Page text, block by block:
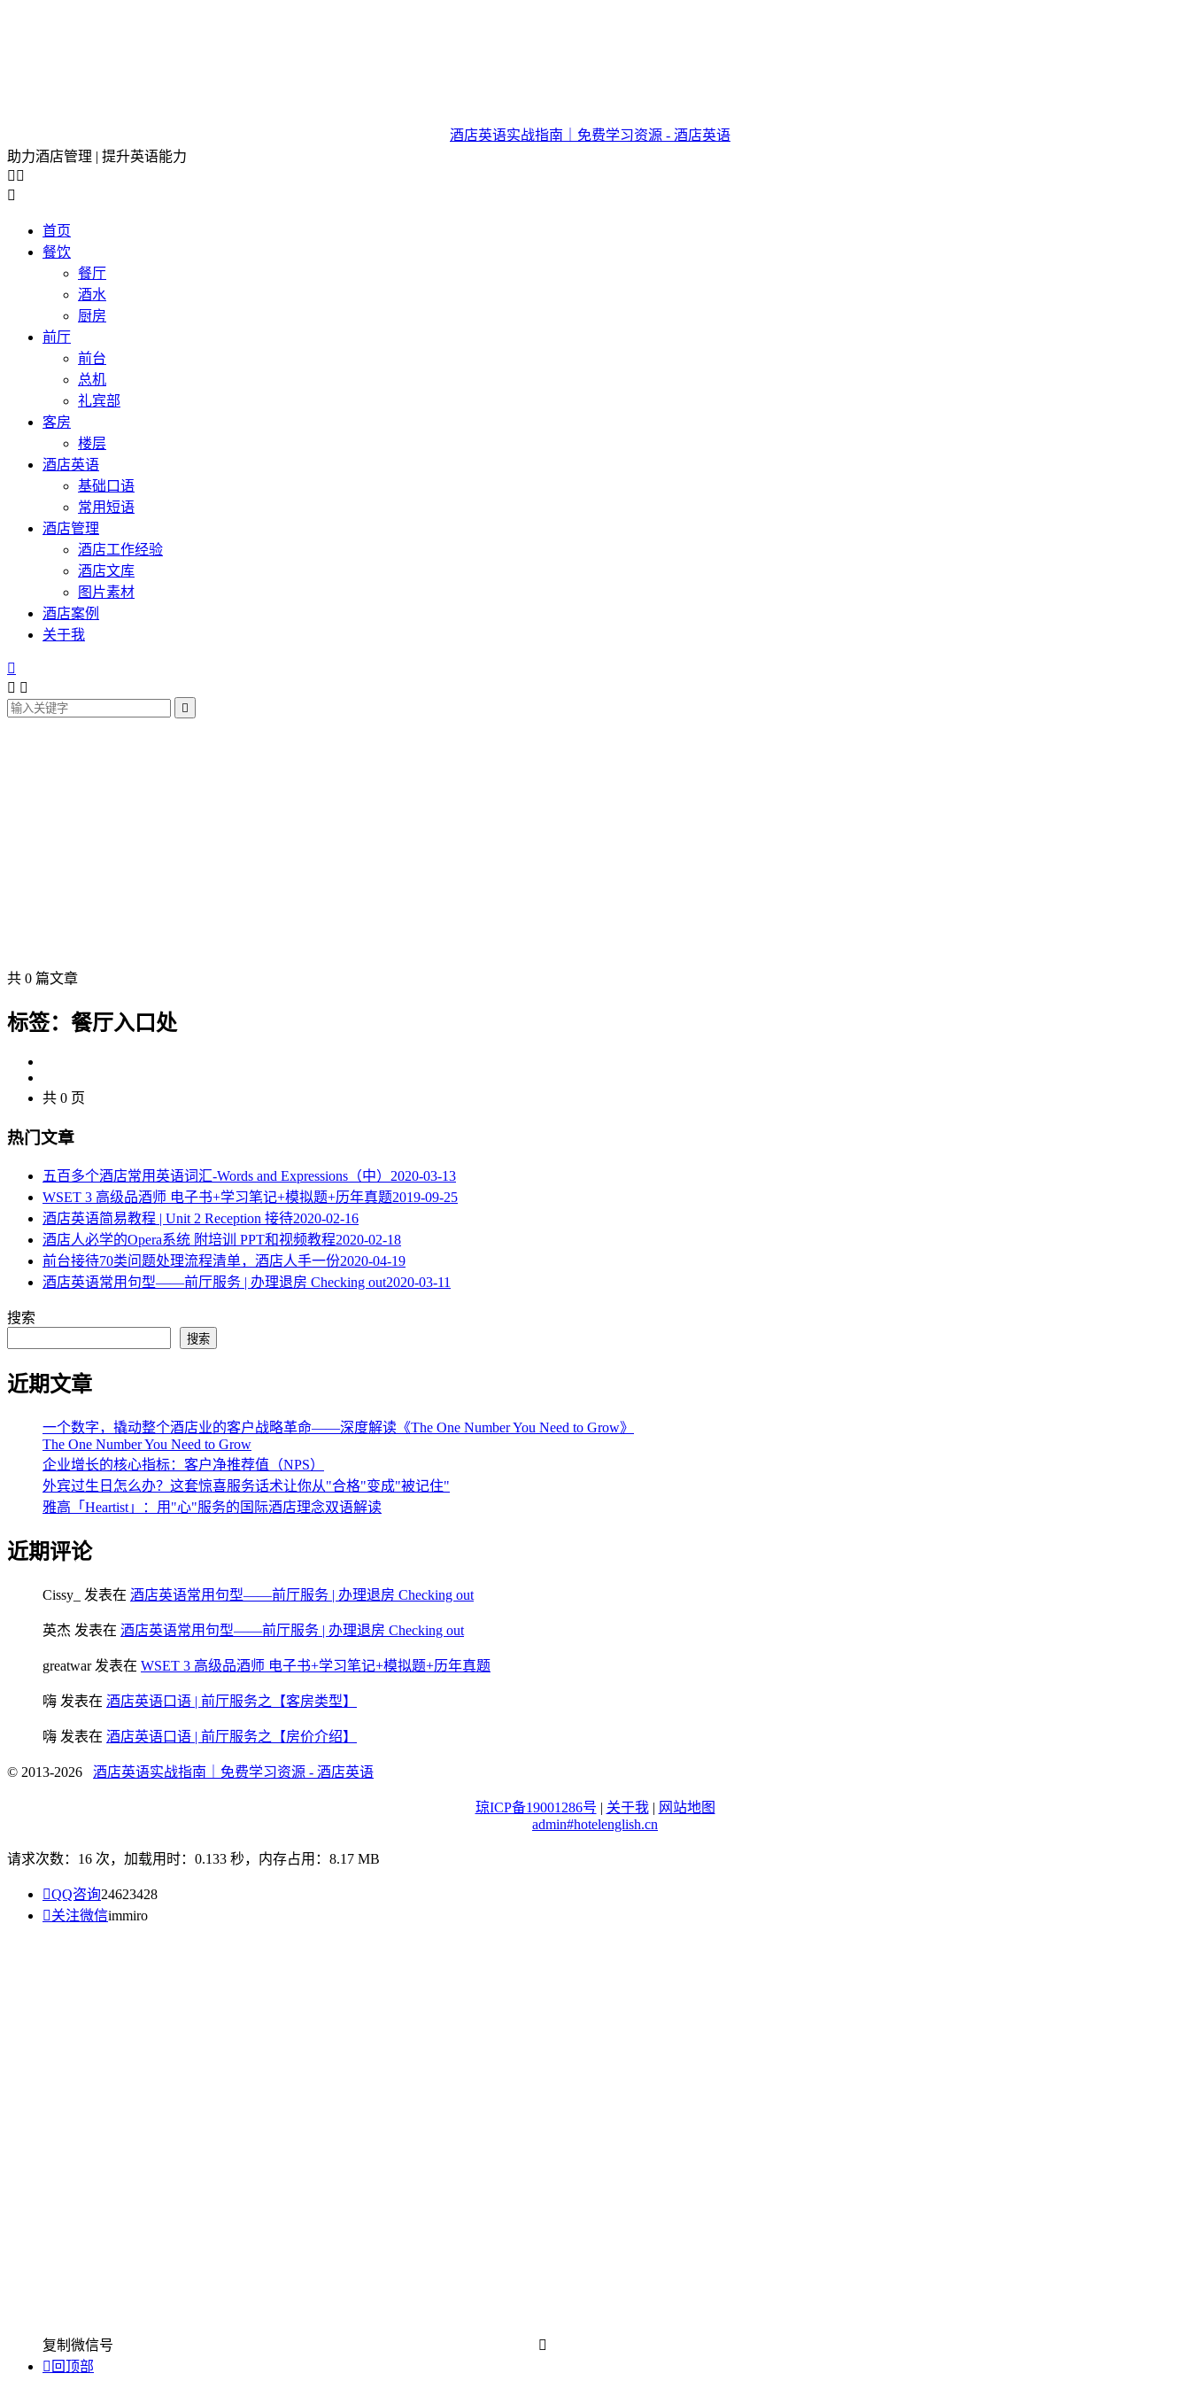
酒店英语实战指南｜免费学习资源 - 酒店英语
助力酒店管理 | 提升英语能力
 

首页
餐饮
餐厅
酒水
厨房
前厅
前台
总机
礼宾部
客房
楼层
酒店英语
基础口语
常用短语
酒店管理
酒店工作经验
酒店文库
图片素材
酒店案例
关于我

 

共 0 篇文章
标签：餐厅入口处
共 0 页
热门文章
五百多个酒店常用英语词汇-Words and Expressions（中） 2020-03-13
WSET 3 高级品酒师 电子书+学习笔记+模拟题+历年真题2019-09-25
酒店英语简易教程 | Unit 2 Reception 接待2020-02-16
酒店人必学的Opera系统 附培训 PPT和视频教程2020-02-18
​前台接待70类问题处理流程清单，酒店人手一份2020-04-19
酒店英语常用句型——前厅服务 | 办理退房 Checking out2020-03-11
搜索
搜索
近期文章
一个数字，撬动整个酒店业的客户战略革命——深度解读《The One Number You Need to Grow》
The One Number You Need to Grow
企业增长的核心指标：客户净推荐值（NPS）
外宾过生日怎么办？这套惊喜服务话术让你从"合格"变成"被记住"
雅高「Heartist」：用"心"服务的国际酒店理念双语解读
近期评论
Cissy_ 发表在 酒店英语常用句型——前厅服务 | 办理退房 Checking out
英杰 发表在 酒店英语常用句型——前厅服务 | 办理退房 Checking out
greatwar发表在 WSET 3 高级品酒师 电子书+学习笔记+模拟题+历年真题
嗨 发表在 酒店英语口语 | 前厅服务之【客房类型】
嗨 发表在 酒店英语口语 | 前厅服务之【房价介绍】
© 2013-2026 酒店英语实战指南｜免费学习资源 - 酒店英语
琼ICP备19001286号 | 关于我 | 网站地图
admin#hotelenglish.cn
请求次数：16 次，加载用时：0.133 秒，内存占用：8.17 MB
QQ咨询24623428
关注微信immiro
复制微信号

 回顶部